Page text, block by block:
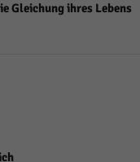
Gleichung ihres Lebens
werden